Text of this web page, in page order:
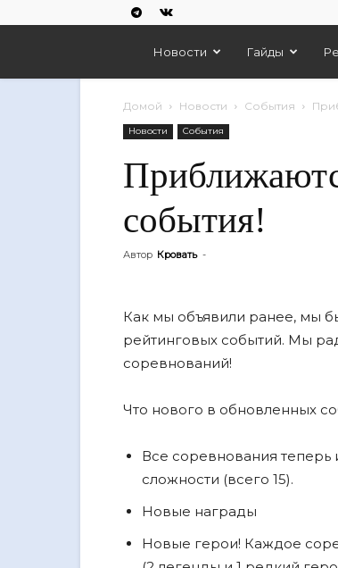
Empires
And
Новости Гайды
Домой Новости События
Новости События
события!
Автор Кровать -
Как мы объявили ранее, мы
рейтинговых событий. Мы
соревнований!
Что нового в обновленных
Все соревнования
сложности (всего 15).
Новые награды
Новые герои! Каждое